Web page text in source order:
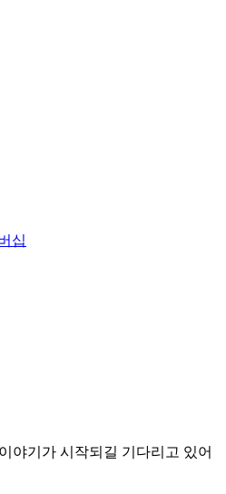
십
야기가 시작되길 기다리고 있어